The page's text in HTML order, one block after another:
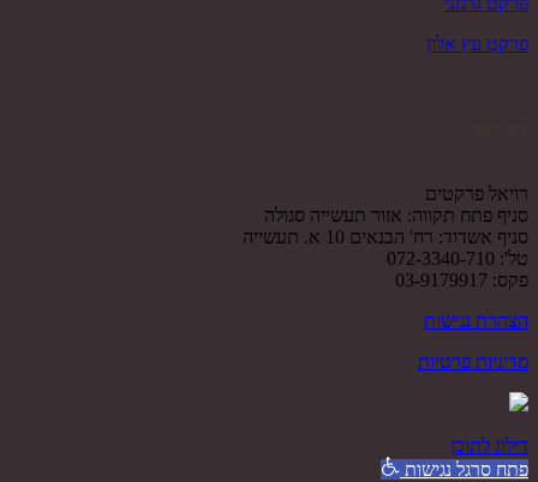
פרקט עץ אלון
רויאל פרקטים
סניף פתח תקווה: אזור תעשייה סגולה
סניף אשדוד: רח' הבנאים 10 א. תעשייה
טל': 072-3340-710
פקס: 03-9179917
הצהרת נגישות
מדיניות פרטיות
דילוג לתוכן
פתח סרגל נגישות